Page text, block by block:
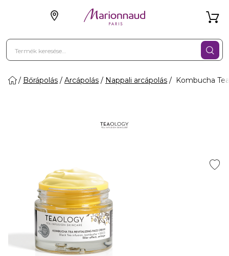
Bőrápolás Arcápolás Nappali arcápolás Kombucha